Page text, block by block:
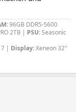
96GB DDR5-5600
2TB | PSU:Seasonic
| Display:Xeneon 32"